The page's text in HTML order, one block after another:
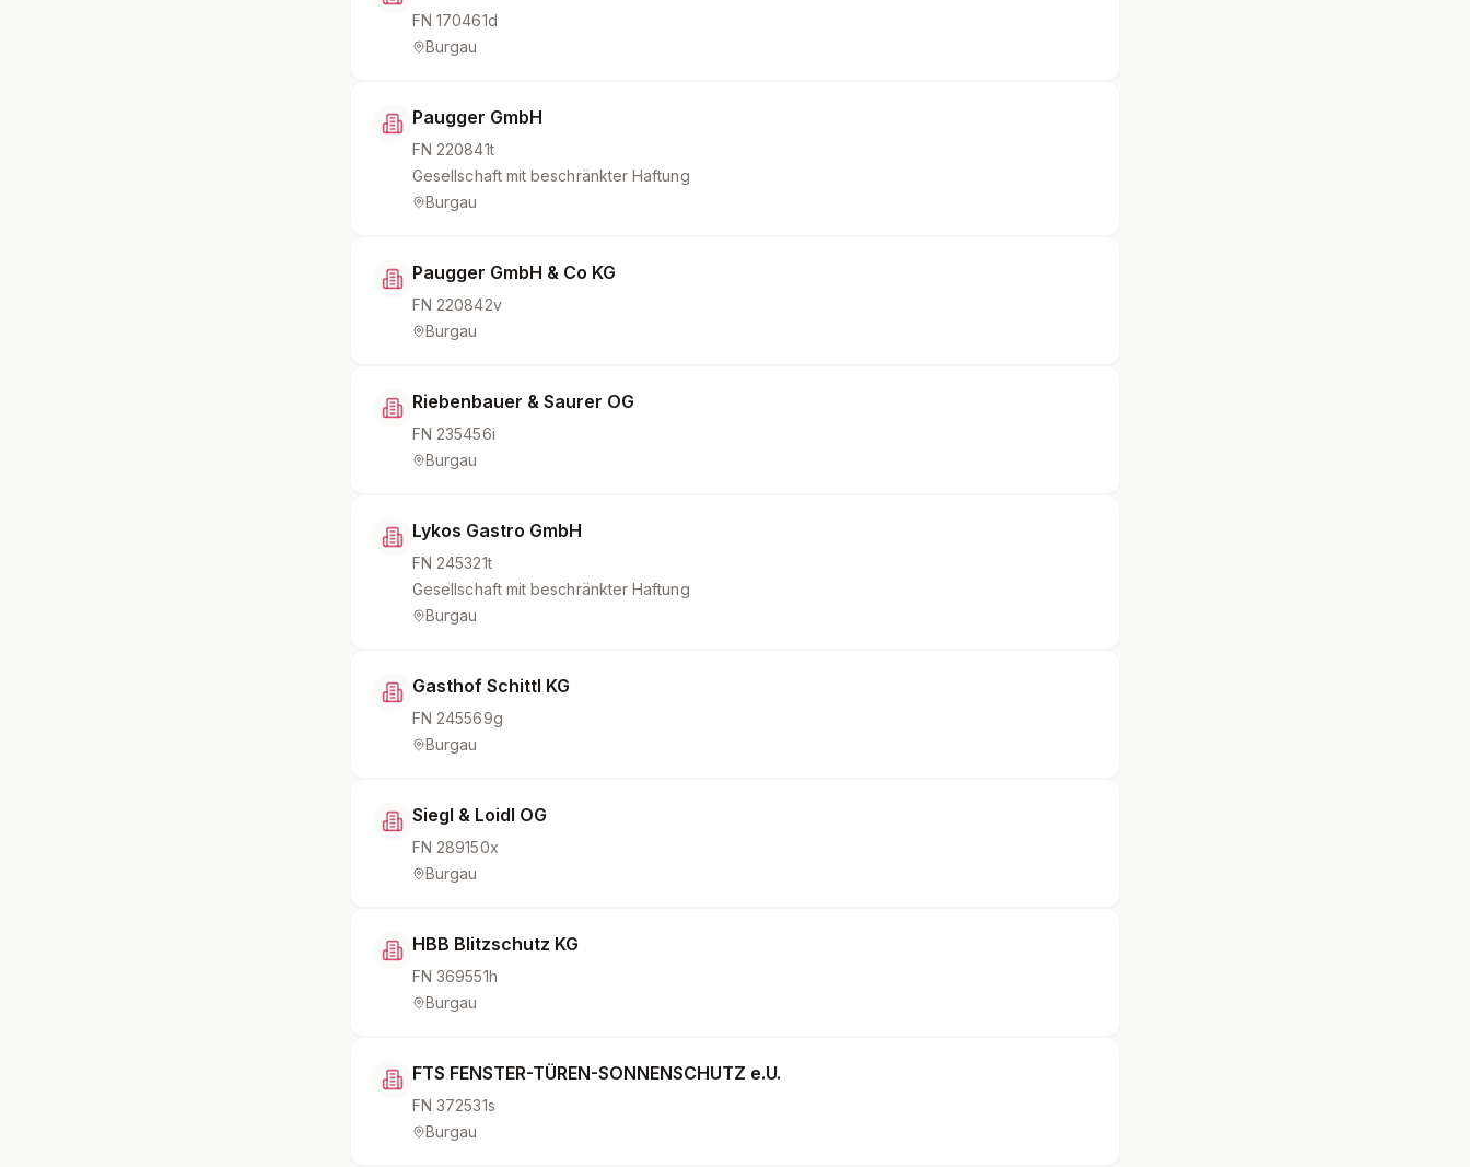
FN170461d
Burgau
Paugger GmbH
FN 220841t
Gesellschaft mit beschränkter Haftung
Burgau
Paugger GmbH & Co KG
FN 220842v
Burgau
Riebenbauer & Saurer OG
FN 235456i
Burgau
Lykos Gastro GmbH
FN 245321t
Gesellschaft mit beschränkter Haftung
Burgau
Gasthof Schittl KG
FN 245569g
Burgau
Siegl & Loidl OG
FN 289150x
Burgau
HBB Blitzschutz KG
FN369551h
Burgau
FTS FENSTER-TÜREN-SONNENSCHUTZ e.U.
FN372531s
Burgau